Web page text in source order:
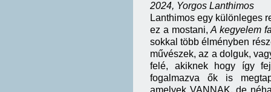
2024, Yorgos Lanthimos
Lanthimos egy különleges
ez a mostani,A kegyelem
sokkal több élményben
művészek, az a dolguk,
felé, akiknek hogy így
fogalmazva ők is
amelyek VANNAK, de